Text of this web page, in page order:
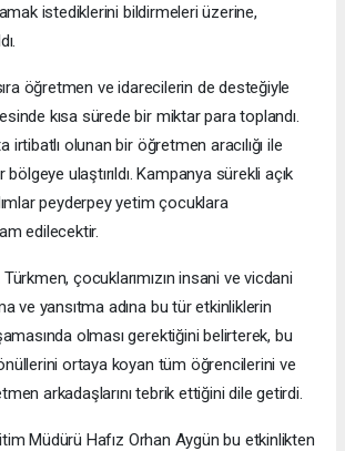
istediklerini bildirmeleri üzerine,
öğretmen ve idarecilerin de desteğiyle
kısa sürede bir miktar para toplandı.
irtibatlı olunan bir öğretmen aracılığı ile
ulaştırıldı. Kampanya sürekli açık
peyderpey yetim çocuklara
edilecektir.
çocuklarımızın insani ve vicdani
ve yansıtma adına bu tür etkinliklerin
olması gerektiğini belirterek, bu
ortaya koyan tüm öğrencilerini ve
arkadaşlarını tebrik ettiğini dile getirdi.
Müdürü Hafız Orhan Aygün bu etkinlikten